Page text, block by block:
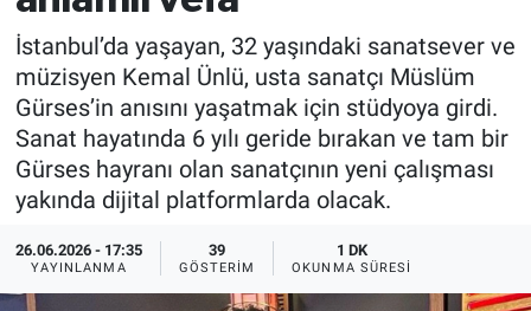
İstanbul’da yaşayan, 32 yaşındaki sanatsever ve
müzisyen Kemal Ünlü, usta sanatçı Müslüm
Gürses’in anısını yaşatmak için stüdyoya girdi.
Sanat hayatında 6 yılı geride bırakan ve tam bir
Gürses hayranı olan sanatçının yeni çalışması
yakında dijital platformlarda olacak.
26.06.2026 - 17:35
YAYINLANMA
39
GÖSTERIM
1 DK
OKUNMA SÜRESI